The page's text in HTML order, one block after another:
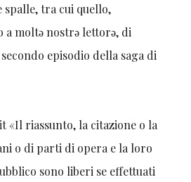
spalle, tra cui quello,
a moltǝ nostrǝ lettorǝ, di
episodio della saga di